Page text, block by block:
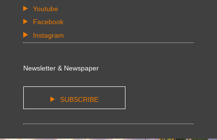
Youtube
Facebook
Instagram
Newsletter & Newspaper
SUBSCRIBE